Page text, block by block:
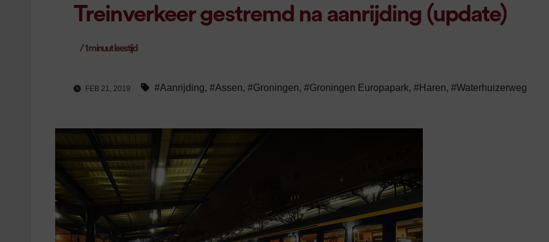
Treinverkeer gestremd na aanrijding (update)
/1 minuut leestijd
FEB 21, 2019 #Aanrijding, #Assen, #Groningen, #Groningen Europapark, #Haren, #Waterhuizerweg